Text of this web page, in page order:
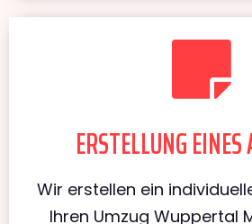
ERSTELLUNG
Wir erstellen ein
Ihren Umzug Wuppertal